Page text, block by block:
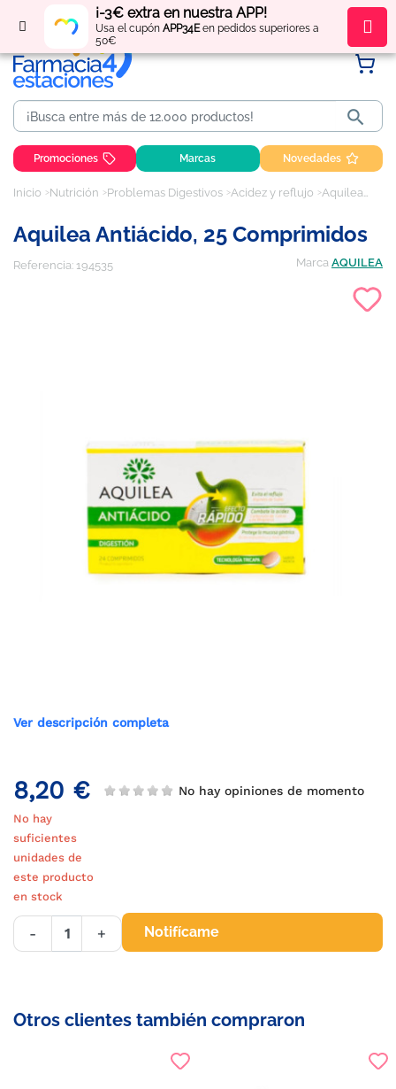
¡-3€ extra en nuestra APP!
Usa el cupón APP34Een pedidos superiores a
50€
Regístratey obténpuntos por tus compras

Promociones Marcas Novedades
Inicio Nutrición Problemas Digestivos Acidez y reflujo Aquilea Antiácido, 25 comprimidos
Aquilea Antiácido, 25 Comprimidos
Referencia: 194535 Marca AQUILEA
Ver descripción completa
8,20 € No hay opiniones de momento
No hay
suficientes
unidades de
este producto
en stock
- + Notifícame
Otros clientes también compraron